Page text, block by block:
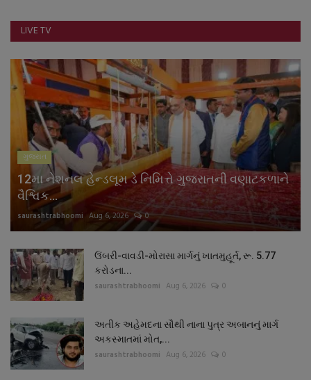
LIVE TV
ગુજરાત
12મા નેશનલ હેન્ડલૂમ ડે નિમિત્તે ગુજરાતની વણાટકળાને
વૈશ્વિક...
saurashtrabhoomi Aug 6, 2026 0
ઉંબરી-વાવડી-મોરાસા માર્ગનું ખાતમુહૂર્ત, રૂ. 5.77
કરોડના...
saurashtrabhoomi Aug 6, 2026 0
અતીક અહેમદના સૌથી નાના પુત્ર અબાનનું માર્ગ
અકસ્માતમાં મોત,...
saurashtrabhoomi Aug 6, 2026 0